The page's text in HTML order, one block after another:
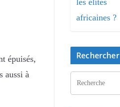
épuisés,
aussi à
Rechercher